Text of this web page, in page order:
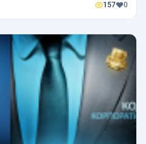
157 0